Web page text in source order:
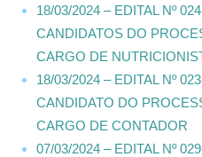
18/03/2024 – EDITAL Nº
CANDIDATOS DO
CARGO DE
18/03/2024 – EDITAL Nº
CANDIDATO DO
CARGO DE CONTADOR
07/03/2024 – EDITAL Nº